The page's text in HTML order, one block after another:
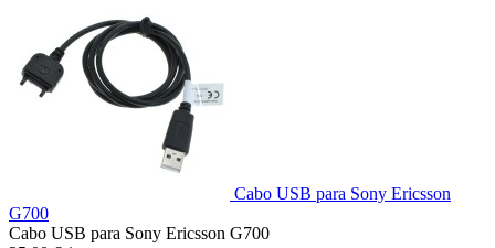
Cabo USB para Sony Ericsson
G700
Cabo USB para Sony Ericsson G700